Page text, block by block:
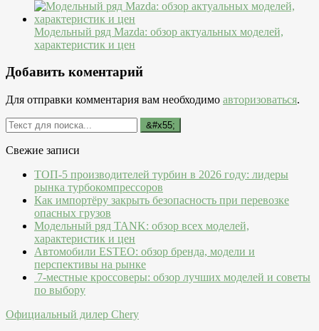
Модельный ряд Mazda: обзор актуальных моделей,
характеристик и цен
Добавить коментарий
Для отправки комментария вам необходимо авторизоваться.
Свежие записи
ТОП-5 производителей турбин в 2026 году: лидеры
рынка турбокомпрессоров
Как импортёру закрыть безопасность при перевозке
опасных грузов
Модельный ряд TANK: обзор всех моделей,
характеристик и цен
Автомобили ESTEO: обзор бренда, модели и
перспективы на рынке
7-местные кроссоверы: обзор лучших моделей и советы
по выбору
Официальный дилер Chery